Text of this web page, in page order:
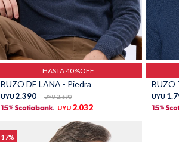
Talle
HASTA 40%OFF
BUZO DE LANA - Piedra
UYU 2.390 UYU 2.690
UYU 2.032
UYU
17